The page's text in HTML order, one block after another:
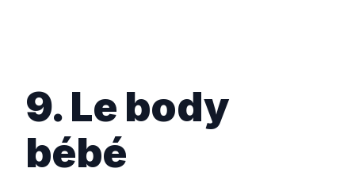
9. Le body
bébé